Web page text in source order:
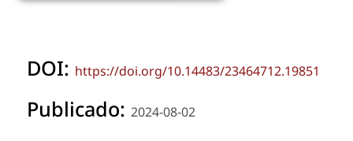
DOI: https://doi.org/10.14483/23464712.19851
Publicado: 2024-08-02